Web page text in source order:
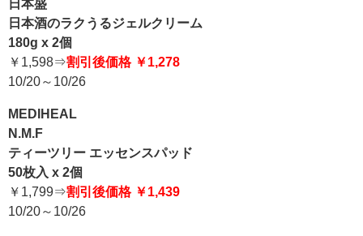
日本盛
日本酒のラクうるジェルクリーム
180g x 2個
￥1,598⇒割引後価格 ￥1,278
10/20～10/26
MEDIHEAL
N.M.F
ティーツリー エッセンスパッド
50枚入 x 2個
￥1,799⇒割引後価格 ￥1,439
10/20～10/26